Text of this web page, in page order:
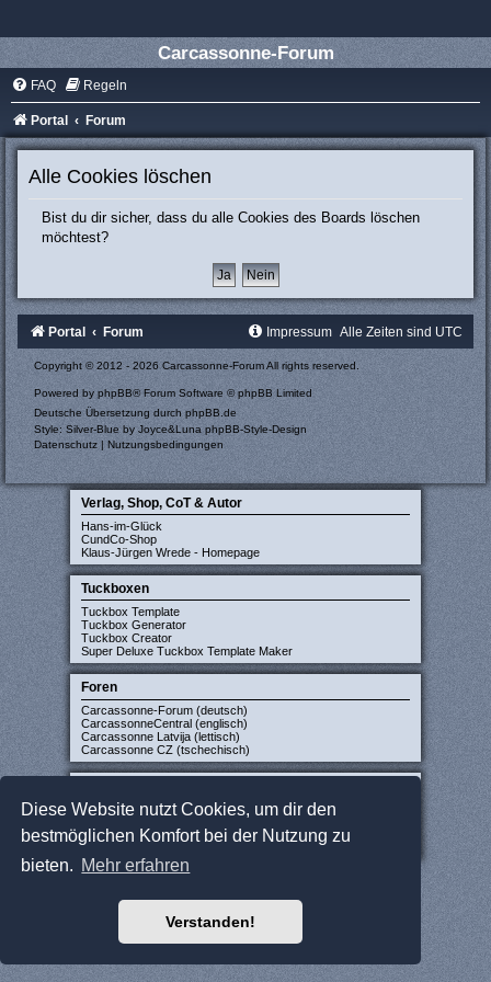
Diese Website nutzt Cookies, um dir den
bestmöglichen Komfort bei der Nutzung zu
bieten. Mehr erfahren
Verstanden!
Carcassonne-Forum
FAQ Regeln
Portal Forum
Alle Cookies löschen
Bist du dir sicher, dass du alle Cookies des Boards löschen
möchtest?
Portal Forum Alle Zeiten sind UTC
Impressum
Copyright © 2012 - 2026 Carcassonne-Forum All rights reserved.
Powered by phpBB® Forum Software © phpBB Limited
Deutsche Übersetzung durch phpBB.de
Style: Silver-Blue by Joyce&Luna phpBB-Style-Design
Datenschutz | Nutzungsbedingungen
Verlag, Shop, CoT & Autor
Hans-im-Glück
CundCo-Shop
Klaus-Jürgen Wrede - Homepage
Tuckboxen
Tuckbox Template
Tuckbox Generator
Tuckbox Creator
Super Deluxe Tuckbox Template Maker
Foren
Carcassonne-Forum (deutsch)
CarcassonneCentral (englisch)
Carcassonne Latvija (lettisch)
Carcassonne CZ (tschechisch)
JCloisterZone
WikiCarpedia
BoardGameGeek